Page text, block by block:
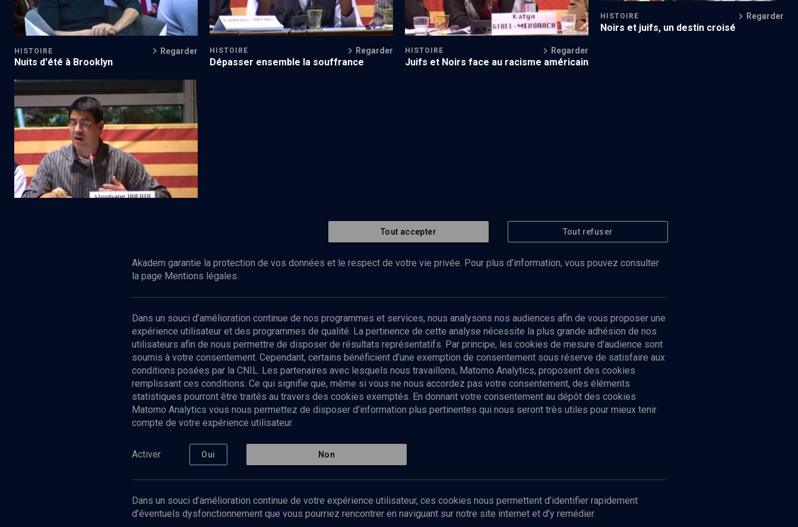
HISTOIRE Regarder
Nuits d'été à Brooklyn
HISTOIRE Regarder
Dépasser ensemble la souffrance
HISTOIRE Regarder
Juifs et Noirs face au racisme américain
HISTOIRE Regarder
Noirs et juifs, un destin croisé
Le monde juif (5/8)
Abonnez-vous à notre newsletter
Envoyer
Nos Chaines
Culture
Limoud
Université
Podcast
Politique de protection des données
personnelles
Contact
Tout accepter Tout refuser
Akadem garantie la protection de vos données et le respect de votre vie privée. Pour plus d’information, vous pouvez consulter
la page Mentions légales.
Dans un souci d’amélioration continue de nos programmes et services, nous analysons nos audiences afin de vous proposer une
expérience utilisateur et des programmes de qualité. La pertinence de cette analyse nécessite la plus grande adhésion de nos
utilisateurs afin de nous permettre de disposer de résultats représentatifs. Par principe, les cookies de mesure d’audience sont
soumis à votre consentement. Cependant, certains bénéficient d’une exemption de consentement sous réserve de satisfaire aux
conditions posées par la CNIL. Les partenaires avec lesquels nous travaillons, Matomo Analytics, proposent des cookies
remplissant ces conditions. Ce qui signifie que, même si vous ne nous accordez pas votre consentement, des éléments
statistiques pourront être traités au travers des cookies exemptés. En donnant votre consentement au dépôt des cookies
Matomo Analytics vous nous permettez de disposer d’information plus pertinentes qui nous seront très utiles pour mieux tenir
compte de votre expérience utilisateur.
Activer Oui Non
Dans un souci d’amélioration continue de votre expérience utilisateur, ces cookies nous permettent d’identifier rapidement
d’éventuels dysfonctionnement que vous pourriez rencontrer en naviguant sur notre site internet et d’y remédier.